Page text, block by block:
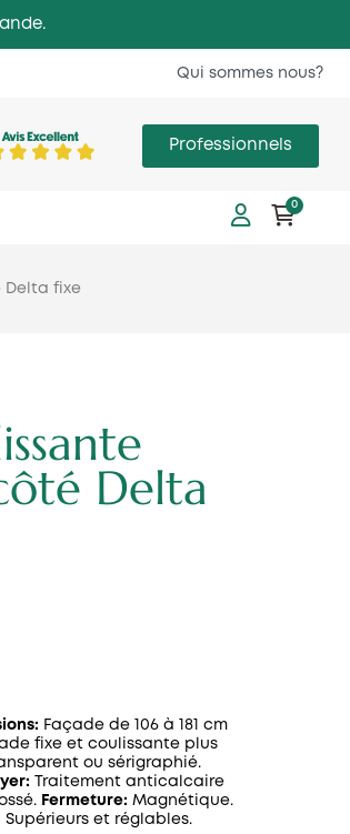
Qui sommes nous?
Professionnels
0
Delta fixe
Delta
Façade de 106 à 181 cm
fixe et coulissante plus
ou sérigraphié.
Traitement anticalcaire
Fermeture: Magnétique.
Supérieurs et réglables.